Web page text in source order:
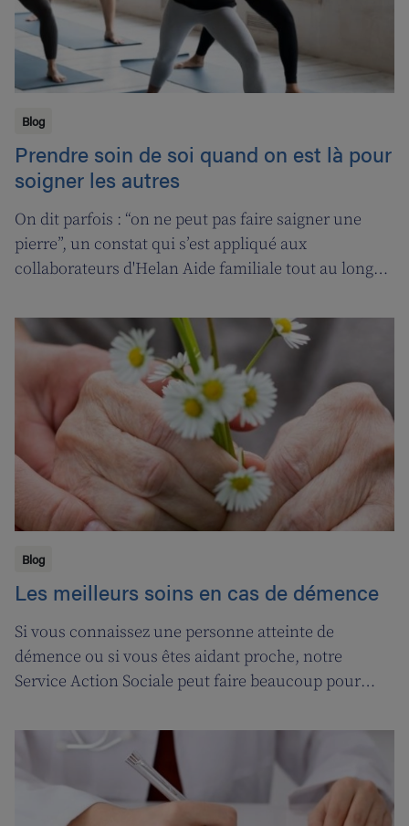
Blog
Prendre soin de soi quand on est là pour
soigner les autres
On dit parfois : “on ne peut pas faire saigner une
pierre”, un constat qui s’est appliqué aux
collaborateurs d'Helan Aide familiale tout au long
pourquoi nous avons fait appel aux services de la
‘ligne d’oxygène’ pour donner l’occasion de souffler à
nos soignant(e)s, et leur permettre ainsi de pouvoir
encore mieux s’occuper de leurs clients.
Blog
Les meilleurs soins en cas de démence
Si vous connaissez une personne atteinte de
démence ou si vous êtes aidant proche, notre
Service Action Sociale peut faire beaucoup pour
qu'elle établit un plan de soins pour Jossé et
Maurice.